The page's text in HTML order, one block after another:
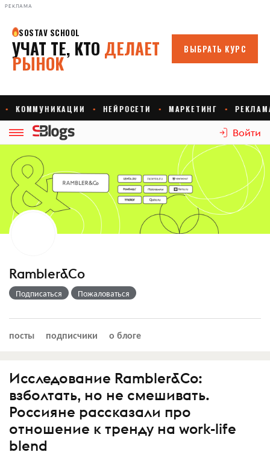
РЕКЛАМА
Войти
Rambler&Co
Подписаться Пожаловаться
посты подписчики о блоге
Исследование Rambler&Co:
взболтать, но не смешивать.
Россияне рассказали про
отношение к тренду на work-life
blend